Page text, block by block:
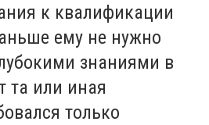
к квалификации
ему не нужно
знаниями в
та или иная
только